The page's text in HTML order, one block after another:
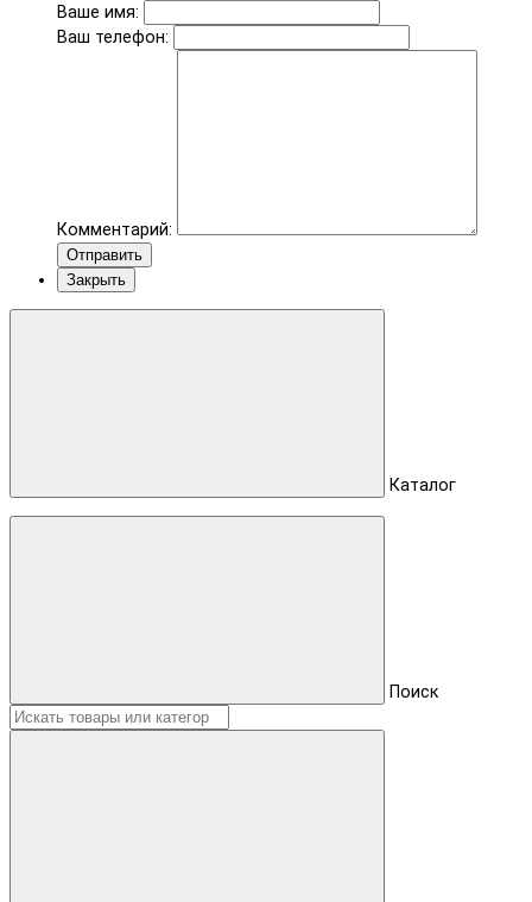
Ваше имя:
Ваш телефон:
Комментарий:
Отправить
Закрыть
Каталог
Поиск